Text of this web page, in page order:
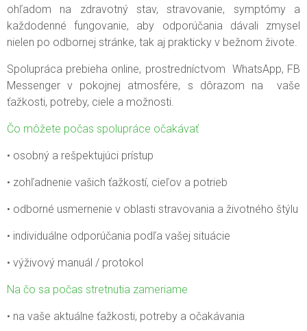
ohľadom na zdravotný stav, stravovanie, symptómy a
každodenné fungovanie, aby odporúčania dávali zmysel
nielen po odbornej stránke, tak aj prakticky v bežnom živote.
Spolupráca prebieha online, prostredníctvom WhatsApp, FB
Messenger v pokojnej atmosfére, s dôrazom na vaše
ťažkosti, potreby, ciele a možnosti.
Čo môžete počas spolupráce očakávať
• osobný a rešpektujúci prístup
• zohľadnenie vašich ťažkostí, cieľov a potrieb
• odborné usmernenie v oblasti stravovania a životného štýlu
• individuálne odporúčania podľa vašej situácie
• výživový manuál / protokol
Na čo sa počas stretnutia zameriame
• na vaše aktuálne ťažkosti, potreby a očakávania